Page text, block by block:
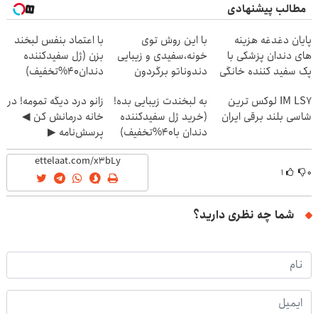
مطالب پیشنهادی
پایان دغدغه هزینه
های دندان پزشکی با
پک سفید کننده خانگی
با این روش توی
خونه،سفیدی و زیبایی
دندوناتو برگردون
با اعتماد بنفس لبخند
بزن (ژل سفیدکننده
دندان40%تخفیف)
IM LS7 لوکس ترین
شاسی بلند برقی ایران
به لبخندت زیبایی بده!
(خرید ژل سفیدکننده
دندان با40%تخفیف)
زانو درد دیگه تمومه! در
خانه درمانش کن ◀
پرسش‌نامه ▶
۰ ۱
شما چه نظری دارید؟